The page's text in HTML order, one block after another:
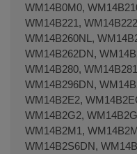
WM14B0M0,
WM14B221,
WM14B260NL,
WM14B262DN,
WM14B280,
WM14B296DN,
WM14B2E2,
WM14B2G2,
WM14B2M1,
WM14B2S6DN,